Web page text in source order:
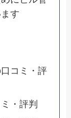
す
コミ・評
・評判